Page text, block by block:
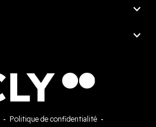


- Politique de confidentialité -